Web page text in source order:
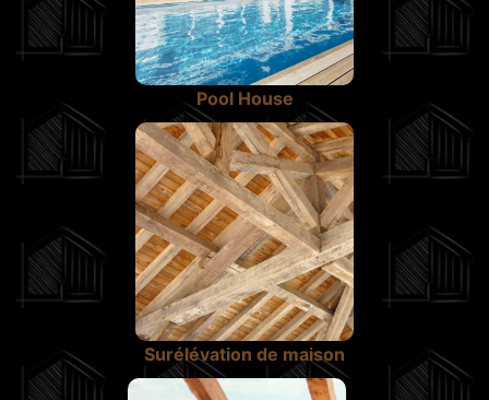
Pool House
Surélévation de maison